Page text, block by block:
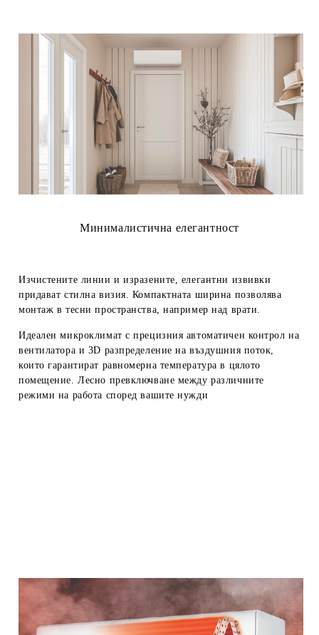
Минималистична елегантност
Изчистените линии и изразените, елегантни извивки
придават стилна визия. Компактната ширина позволява
монтаж в тесни пространства, например над врати.
Идеален микроклимат с прецизния автоматичен контрол на
вентилатора и 3D разпределение на въздушния поток,
които гарантират равномерна температура в цялото
помещение. Лесно превключване между различните
режими на работа според вашите нужди